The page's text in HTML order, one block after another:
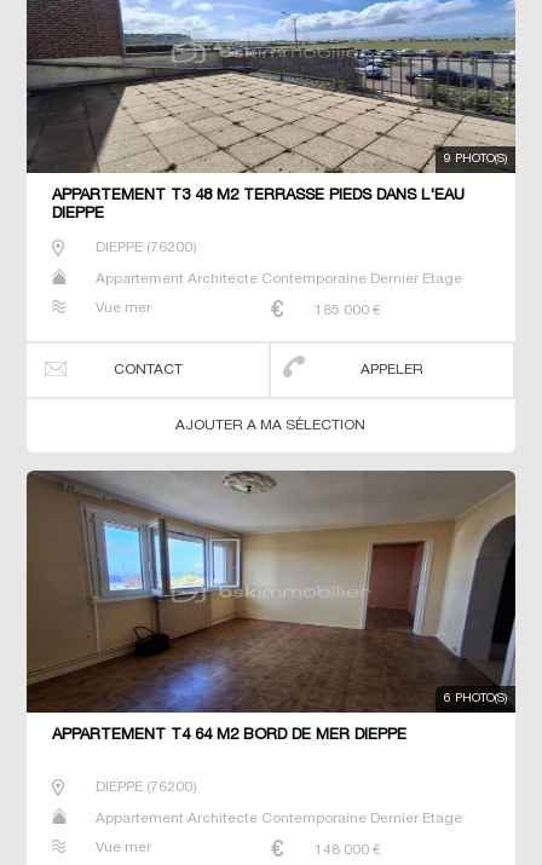
9 PHOTO(S)
APPARTEMENT T3 48 M2 TERRASSE PIEDS DANS L'EAU
DIEPPE
DIEPPE(76200)
Appartement Architecte Contemporaine Dernier Etage
Villa
Vue mer 185 000 €
CONTACT APPELER
AJOUTER A MA SÉLECTION
6 PHOTO(S)
APPARTEMENT T4 64 M2 BORD DE MER DIEPPE
DIEPPE(76200)
Appartement Architecte Contemporaine Dernier Etage
Villa
Vue mer 148 000 €